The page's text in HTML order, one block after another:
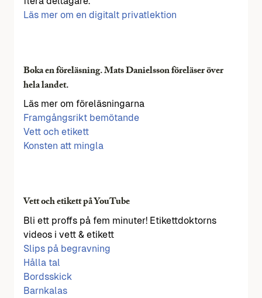
Läs mer om en digitalt privatlektion
Boka en föreläsning. Mats Danielsson föreläser över
hela landet.
Läs mer om föreläsningarna
Framgångsrikt bemötande
Vett och etikett
Konsten att mingla
Vett och etikett på YouTube
Bli ett proffs på fem minuter! Etikettdoktorns
videos i vett & etikett
Slips på begravning
Hålla tal
Bordsskick
Barnkalas